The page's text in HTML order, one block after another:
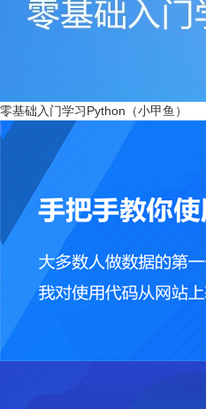
零基础入门学习Python（小甲鱼）